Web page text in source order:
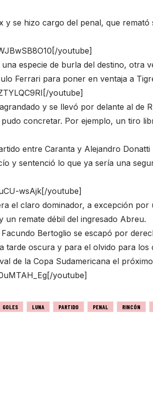
se hizo cargo del penal, que remató
youtube]
especie de burla del destino, otra
Ferrari para poner en ventaja a
youtube]
y se llevó por delante al de
concretar. Por ejemplo, un tiro
entre Caranta y Alejandro Donatti
y sentenció lo que ya sería una
wsAjk[/youtube]
el claro dominador, a excepción por
un remate débil del ingresado Abreu.
Bertoglio se escapó por
oscura y para el olvido para los
de la Copa Sudamericana el
youtube]
GOLES LUNA PARTIDO PENAL RINCÓN